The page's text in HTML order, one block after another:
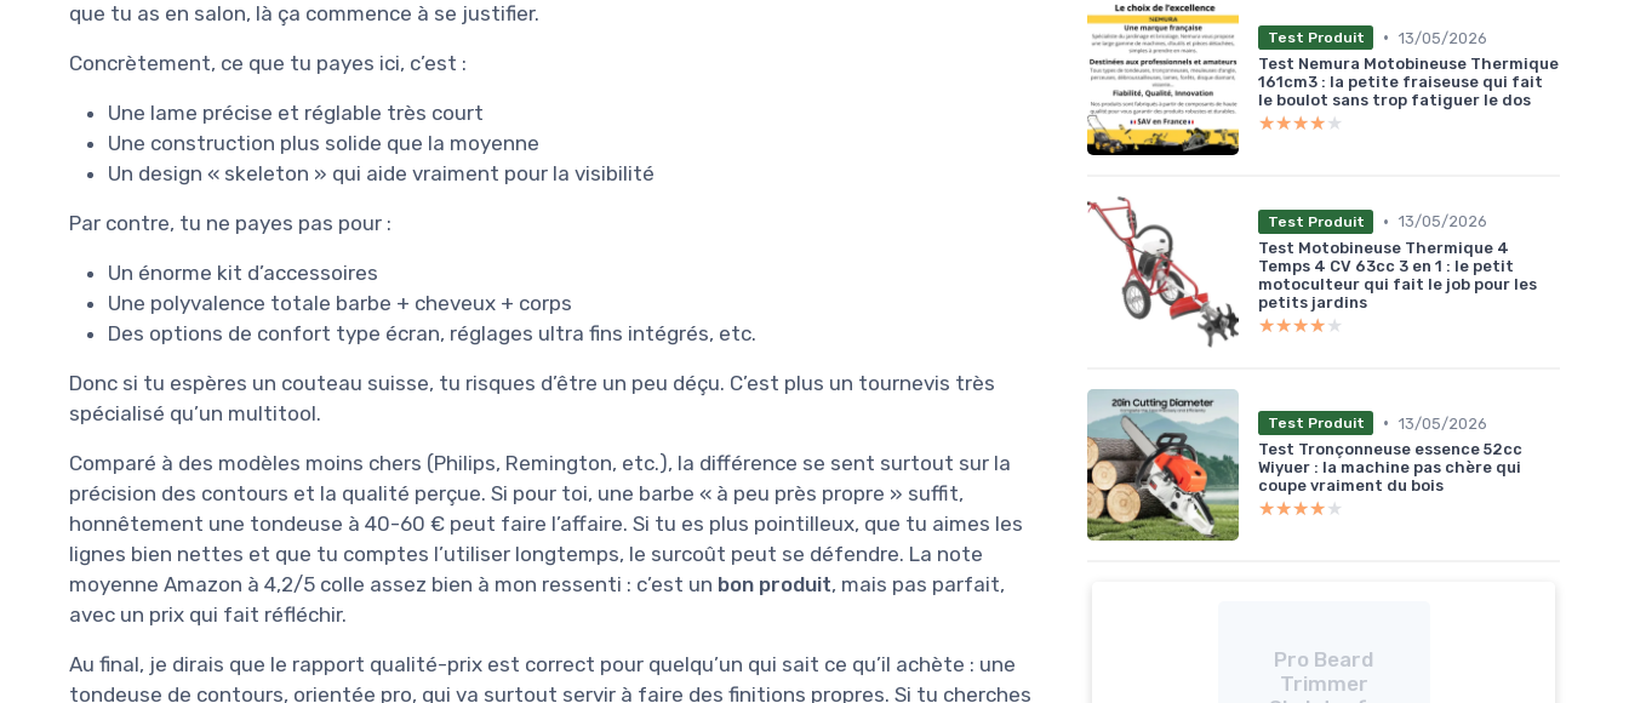
que tu as en salon, là ça commence à se justifier.
Concrètement, ce que tu payes ici, c’est :
Une lame précise et réglable très court
Une construction plus solide que la moyenne
Un design « skeleton » qui aide vraiment pour la visibilité
Par contre, tu ne payes pas pour :
Un énorme kit d’accessoires
Une polyvalence totale barbe + cheveux + corps
Des options de confort type écran, réglages ultra fins intégrés, etc.
Donc si tu espères un couteau suisse, tu risques d’être un peu déçu. C’est plus un tournevis très
spécialisé qu’un multitool.
Comparé à des modèles moins chers (Philips, Remington, etc.), la différence se sent surtout sur la
précision des contours et la qualité perçue. Si pour toi, une barbe « à peu près propre » suffit,
honnêtement une tondeuse à 40-60 € peut faire l’affaire. Si tu es plus pointilleux, que tu aimes les
lignes bien nettes et que tu comptes l’utiliser longtemps, le surcoût peut se défendre. La note
moyenne Amazon à 4,2/5 colle assez bien à mon ressenti : c’est un bon produit, mais pas parfait,
avec un prix qui fait réfléchir.
Au final, je dirais que le rapport qualité-prix est correct pour quelqu’un qui sait ce qu’il achète : une
tondeuse de contours, orientée pro, qui va surtout servir à faire des finitions propres. Si tu cherches
Test Produit • 13/05/2026
Test Nemura Motobineuse Thermique
161cm3 : la petite fraiseuse qui fait
le boulot sans trop fatiguer le dos
★★★★★
★★★★★
Test Produit • 13/05/2026
Test Motobineuse Thermique 4
Temps 4 CV 63cc 3 en 1 : le petit
motoculteur qui fait le job pour les
petits jardins
★★★★★
★★★★★
Test Produit • 13/05/2026
Test Tronçonneuse essence 52cc
Wiyuer : la machine pas chère qui
coupe vraiment du bois
★★★★★
★★★★★
Pro Beard
Trimmer